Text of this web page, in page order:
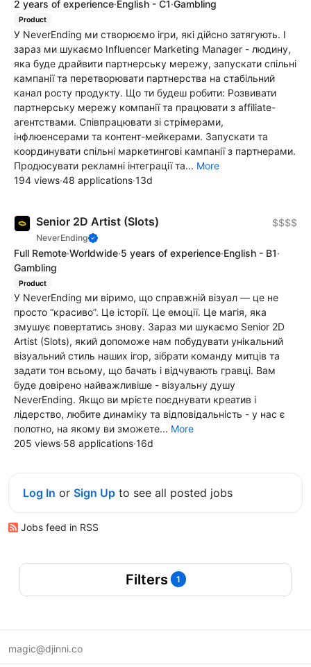
2 years of experience·English - C1·Gambling
Product
У NeverEnding ми створюємо ігри, які дійсно затягують. І
зараз ми шукаємо Influencer Marketing Manager - людину,
яка буде драйвити партнерську мережу, запускати спільні
кампанії та перетворювати партнерства на стабільний
канал росту продукту. Що ти будеш робити: Розвивати
партнерську мережу компанії та працювати з affiliate-
агентствами. Співпрацювати зі стрімерами,
інфлюенсерами та контент-мейкерами. Запускати та
координувати спільні маркетингові кампанії з партнерами.
Продюсувати рекламні інтеграції та... More
194 views·48 applications·13d
Senior 2D Artist (Slots)
NeverEnding
$$$$
Full Remote·Worldwide·5 years of experience·English - B1·
Gambling
Product
У NeverEnding ми віримо, що справжній візуал — це не
просто “красиво”. Це історії. Це емоції. Це магія, яка
змушує повертатись знову. Зараз ми шукаємо Senior 2D
Artist (Slots), який допоможе нам побудувати унікальний
візуальний стиль наших ігор, зібрати команду митців та
задати тон всьому, що бачать і відчувають гравці. Вам
буде довірено найважливіше - візуальну душу
NeverEnding. Якщо ви мрієте поєднувати креатив і
лідерство, любите динаміку та відповідальність - у нас є
полотно, на якому ви зможете... More
205 views·58 applications·16d
Log In or Sign Up to see all posted jobs
Jobs feed in RSS
Filters 1
magic@djinni.co